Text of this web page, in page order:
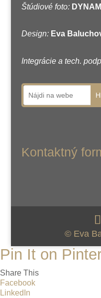
Štúdiové foto:
Design: Eva
Integrácie a tech.
Kontaktný
© Eva
Pin It on
Share This
Facebook
LinkedIn